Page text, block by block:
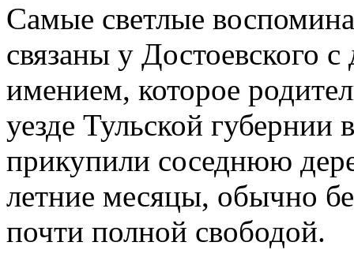
Самые светлые
связаны у Достоевского
имением, которое
уезде Тульской губернии
прикупили соседнюю
летние месяцы, обычно
почти полной свободой.